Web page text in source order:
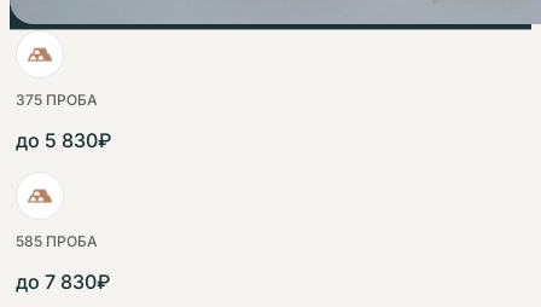
375 ПРОБА
до 5 830₽
585 ПРОБА
до 7 830₽